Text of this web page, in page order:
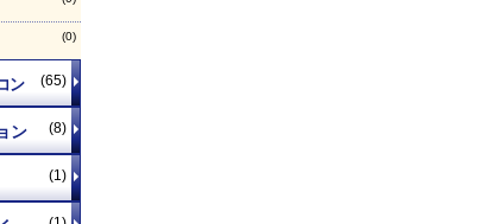
(0)
(65)
(8)
(1)